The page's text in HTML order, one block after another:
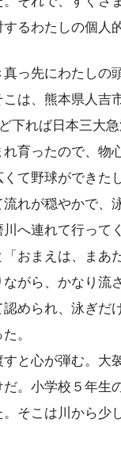
るわたしの個人
っ先にわたしの
こは、熊本県人
下れば日本三大
育ったので、物
くて野球ができ
れが穏やかで、
川へ連れて行っ
おまえは、まあ
がら、かなり流
められ、泳ぎ
。
と心が弾む。大
だ。小学校５年
そこは川から少